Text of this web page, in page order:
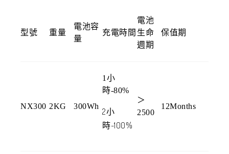
型號 重量
電池容
量
充電時間
電池
生命
週期
保值期
NX300 2KG 300Wh
1小
時-80%
2小
時-100%
＞
2500
12Months